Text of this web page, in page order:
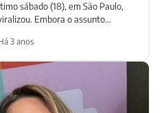
sábado (18), em São Paulo,
Embora o assunto...
3 anos